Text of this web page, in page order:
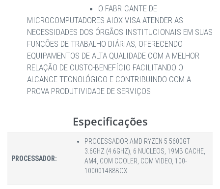
O FABRICANTE DE
MICROCOMPUTADORES AIOX VISA ATENDER AS
NECESSIDADES DOS ÓRGÃOS INSTITUCIONAIS EM SUAS
FUNÇÕES DE TRABALHO DIÁRIAS, OFERECENDO
EQUIPAMENTOS DE ALTA QUALIDADE COM A MELHOR
RELAÇÃO DE CUSTO-BENEFÍCIO FACILITANDO O
ALCANCE TECNOLÓGICO E CONTRIBUINDO COM A
PROVA PRODUTIVIDADE DE SERVIÇOS
Especificações
PROCESSADOR:
PROCESSADOR AMD RYZEN 5 5600GT
3.6GHZ (4.6GHZ), 6 NUCLEOS, 19MB CACHE,
AM4, COM COOLER, COM VIDEO, 100-
100001488BOX